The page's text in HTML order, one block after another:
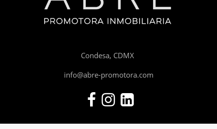
Condesa, CDMX
info@abre-promotora.com